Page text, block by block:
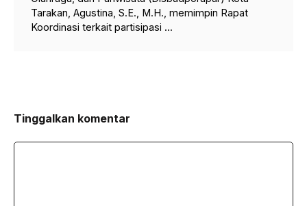
Tarakan, Agustina, S.E., M.H., memimpin Rapat
Koordinasi terkait partisipasi ...
Tinggalkan komentar